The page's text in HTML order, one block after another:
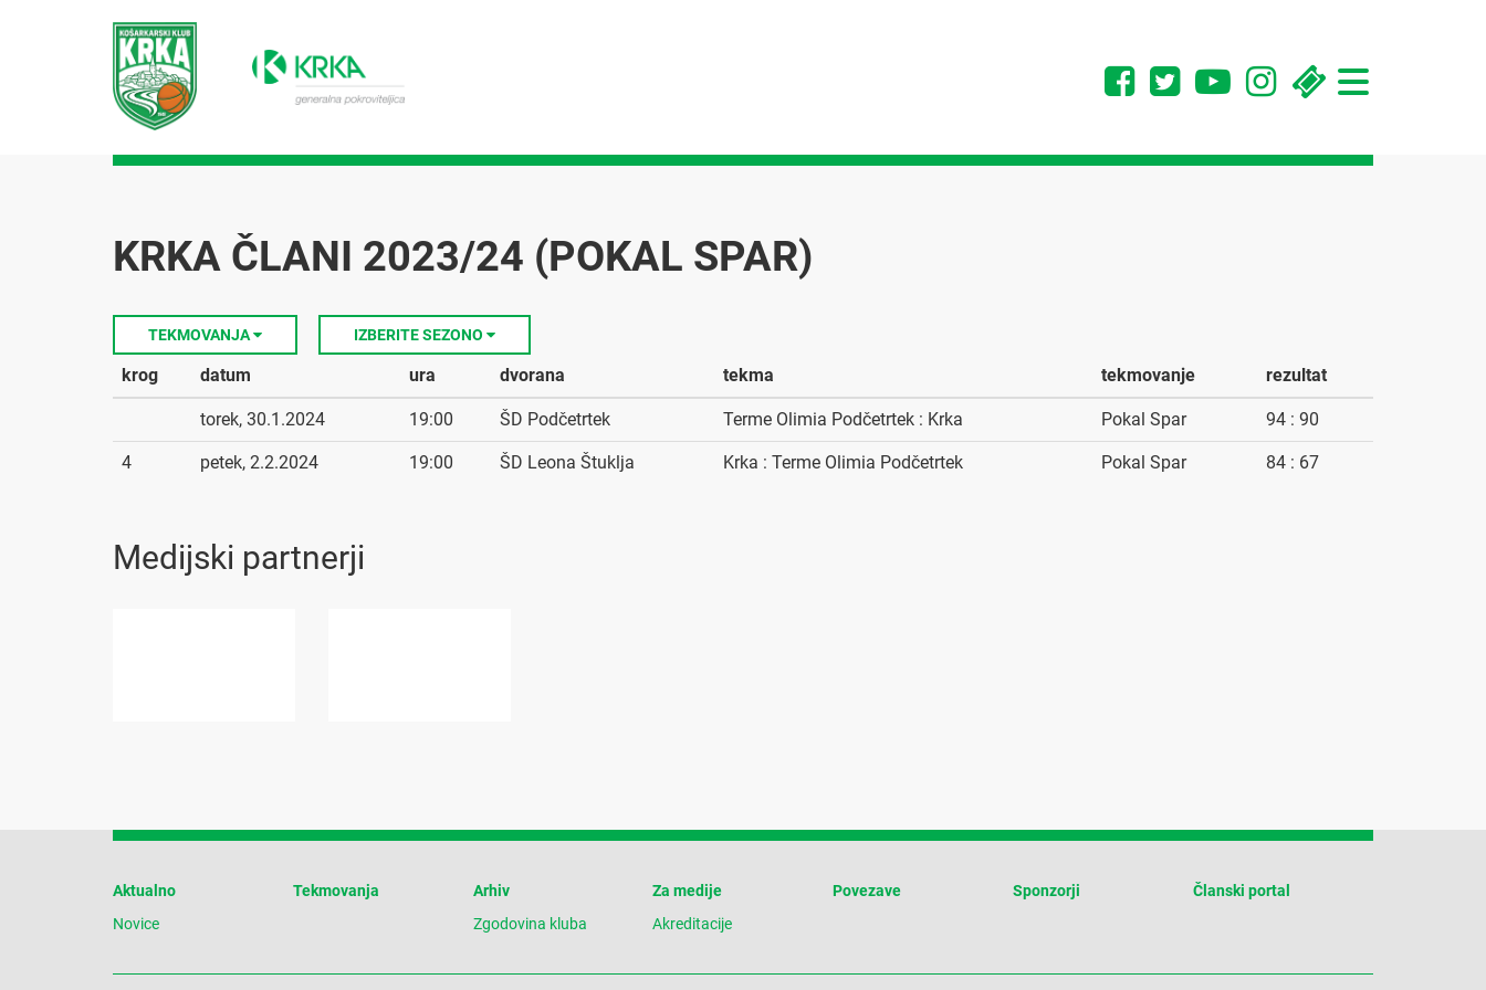
Toggle
navigation
KRKA ČLANI 2023/24 (POKAL SPAR)
TEKMOVANJA IZBERITE SEZONO
krog datum ura dvorana tekma tekmovanje rezultat
torek, 30.1.2024 19:00 ŠD Podčetrtek Terme Olimia Podčetrtek : Krka Pokal Spar 94 : 90
4 petek, 2.2.2024 19:00 ŠD Leona Štuklja Krka : Terme Olimia Podčetrtek Pokal Spar 84 : 67
Medijski partnerji
Aktualno
Novice
Tekmovanja
Arhiv
Zgodovina kluba
Za medije
Akreditacije
Povezave Sponzorji Članski portal